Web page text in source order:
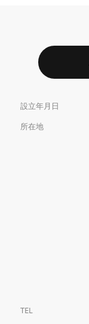
設立年月日
所在地
TEL